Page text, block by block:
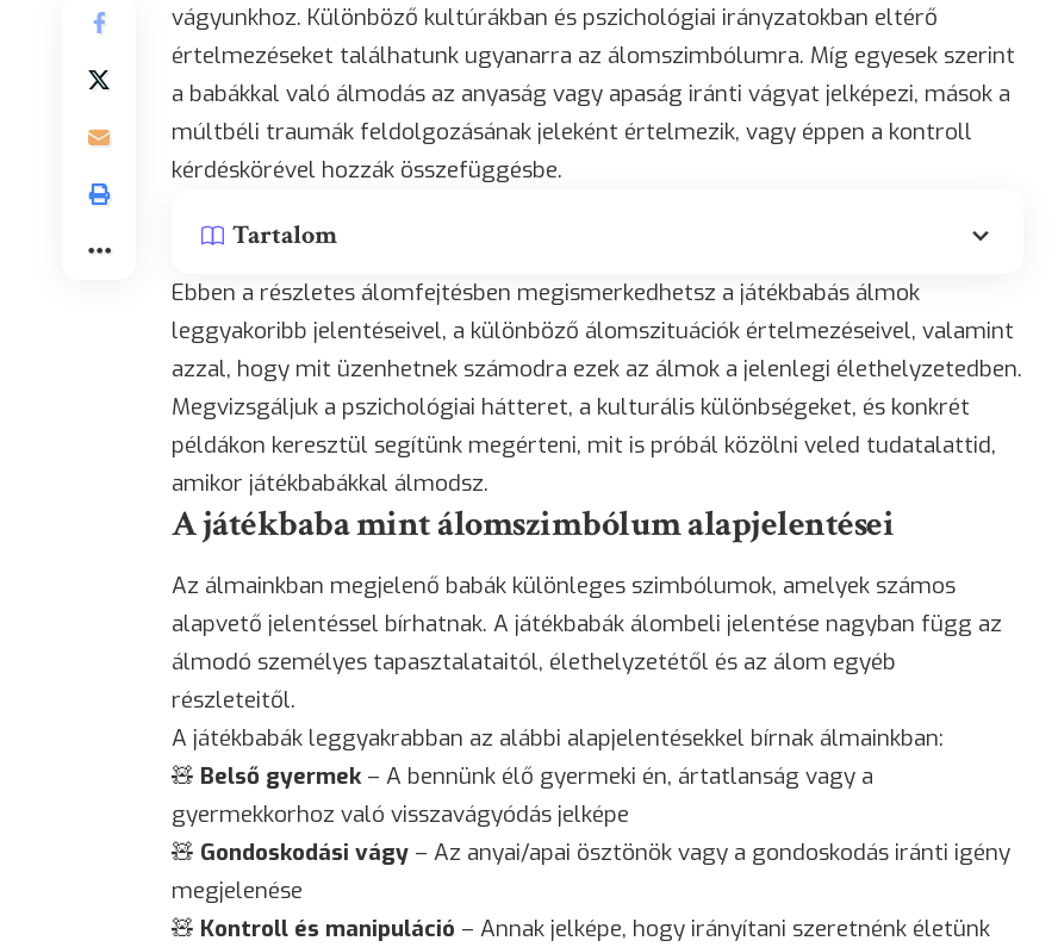
vágyunkhoz. Különböző kultúrákban és pszichológiai irányzatokban eltérő
értelmezéseket találhatunk ugyanarra az álomszimbólumra. Míg egyesek szerint
a babákkal való álmodás az anyaság vagy apaság iránti vágyat jelképezi, mások a
múltbéli traumák feldolgozásának jeleként értelmezik, vagy éppen a kontroll
kérdéskörével hozzák összefüggésbe.
Tartalom
Ebben a részletes álomfejtésben megismerkedhetsz a játékbabás álmok
leggyakoribb jelentéseivel, a különböző álomszituációk értelmezéseivel, valamint
azzal, hogy mit üzenhetnek számodra ezek az álmok a jelenlegi élethelyzetedben.
Megvizsgáljuk a pszichológiai hátteret, a kulturális különbségeket, és konkrét
példákon keresztül segítünk megérteni, mit is próbál közölni veled tudatalattid,
amikor játékbabákkal álmodsz.
A játékbaba mint álomszimbólum alapjelentései
Az álmainkban megjelenő babák különleges szimbólumok, amelyek számos
alapvető jelentéssel bírhatnak. A játékbabák álombeli jelentése nagyban függ az
álmodó személyes tapasztalataitól, élethelyzetétől és az álom egyéb
részleteitől.
A játékbabák leggyakrabban az alábbi alapjelentésekkel bírnak álmainkban:
🧸 Belső gyermek– A bennünk élő gyermeki én, ártatlanság vagy a
gyermekkorhoz való visszavágyódás jelképe
🧸 Gondoskodási vágy – Az anyai/apai ösztönök vagy a gondoskodás iránti igény
megjelenése
🧸 Kontroll és manipuláció – Annak jelképe, hogy irányítani szeretnénk életünk